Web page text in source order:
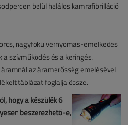
belül halálos kamrafibrilláció
nagyfokú vérnyomás-emelkedés
szívműködés és a keringés.
az áramerősség emelésével
táblázat foglalja össze.
hogy a készülék 6
beszerezhető-e,